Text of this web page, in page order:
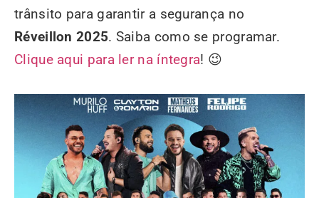
trânsito para garantir a segurança no
Réveillon 2025. Saiba como se programar.
Clique aqui para ler na íntegra! 😉